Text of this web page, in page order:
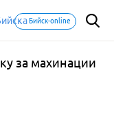
Бийск-online
за махинации